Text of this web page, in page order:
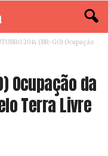
2014 (BR-GO) Ocupação
Ocupação da
Terra Livre